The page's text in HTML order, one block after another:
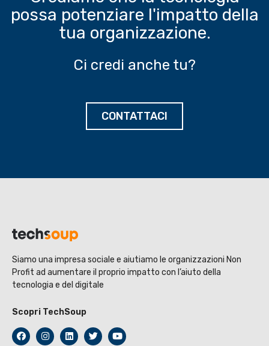
possa potenziare l'impatto della
tua organizzazione.
Ci credi anche tu?
CONTATTACI
Siamo una impresa sociale e aiutiamo le organizzazioni Non
Profit ad aumentare il proprio impatto con l’aiuto della
tecnologia e del digitale
Scopri TechSoup